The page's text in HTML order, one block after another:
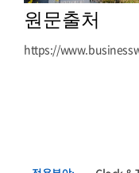
원문출처
https://